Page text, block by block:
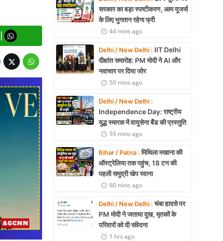
सरकार का बड़ा स्पष्टीकरण, आम यूजर्स
के लिए भुगतान रहेगा फ्री
44 mins ago
Delhi / New Delhi : IIT Delhi
दीक्षांत समारोह: PM मोदी ने AI और
नवाचार पर दिया जोर
50 mins ago
Delhi / New Delhi :
Independence Day: राष्ट्रीय
युद्ध स्मारक में वायुसेना बैंड की प्रस्तुति
55 mins ago
Bihar / Patna :मिथिला मखाना की
ऑस्ट्रेलिया तक पहुंच, 18 टन की
पहली समुद्री खेप रवाना
60 mins ago
Delhi / New Delhi :चंबा हादसे पर
PM मोदी ने जताया दुख, मृतकों के
परिवारों को दी संवेदना
1 hrs ago